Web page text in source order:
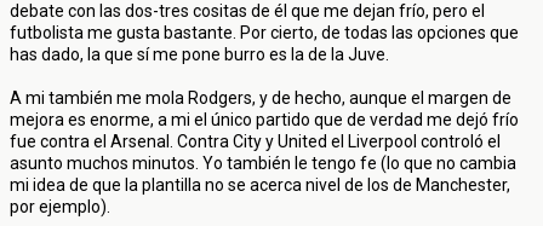
debate con las dos-tres cositas de él que me dejan frío, pero el
futbolista me gusta bastante. Por cierto, de todas las opciones que
has dado, la que sí me pone burro es la de la Juve.
A mi también me mola Rodgers, y de hecho, aunque el margen de
mejora es enorme, a mi el único partido que de verdad me dejó frío
fue contra el Arsenal. Contra City y United el Liverpool controló el
asunto muchos minutos. Yo también le tengo fe (lo que no cambia
mi idea de que la plantilla no se acerca nivel de los de Manchester,
por ejemplo).